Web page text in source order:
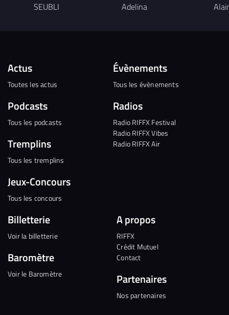
SEUBLI Adelina
Actus
Toutes les actus
Podcasts
Tous les podcasts
Tremplins
Tous les tremplins
Jeux-Concours
Tous les concours
Évènements
Tous les évènements
Radios
Radio RIFFX Festival
Radio RIFFX Vibes
Radio RIFFX Air
Billetterie
Voir la billetterie
Baromètre
Voir le Baromètre
A propos
RIFFX
Crédit Mutuel
Contact
Partenaires
Nos partenaires